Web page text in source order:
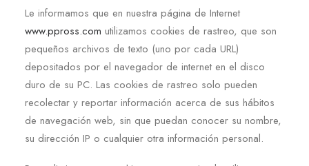
Le informamos que en nuestra página de Internet
www.ppross.com utilizamos cookies de rastreo, que son
pequeños archivos de texto (uno por cada URL)
depositados por el navegador de internet en el disco
duro de su PC. Las cookies de rastreo solo pueden
recolectar y reportar información acerca de sus hábitos
de navegación web, sin que puedan conocer su nombre,
su dirección IP o cualquier otra información personal.